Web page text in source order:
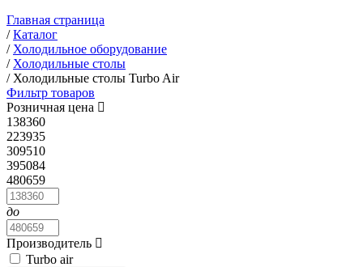
Главная страница
/Каталог
/ Холодильное оборудование
/ Холодильные столы
/ Холодильные столы Turbo Air
Фильтр товаров
Розничная цена
138360
223935
309510
395084
480659
до
Производитель
Turbo air